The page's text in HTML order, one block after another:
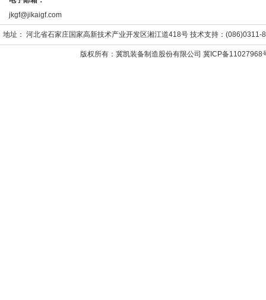
jkgf@jikaigf.com
地址： 河北省石家庄国家高新技术产业开发区湘江道418号 技术支持：
版权所有：冀凯装备制造股份有限公司 冀ICP备11027968